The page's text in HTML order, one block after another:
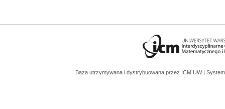
Baza utrzymywana i dystrybuowana przez ICM UW |